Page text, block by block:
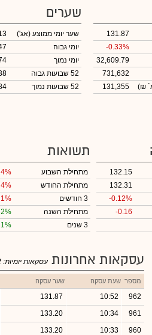
131.87
-0.33%
32,609.79
731,632
₪)
131,355
שערים
שער יומי ממוצע (אג')
יומי גבוה
יומי נמוך
52 שבועות גבוה
52 שבועות נמוך
132.15
132.31
-0.12%
-0.16
תשואות
מתחילת השבוע
מתחילת החודש
3 חודשים
מתחילת השנה
3 שנים
עסקאות אחרונות עסקאות יומיות:
מספר שעת עסקה שער עסקה
962
10:52
131.87
961
10:34
133.20
960
10:33
133.20